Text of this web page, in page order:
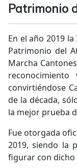
Patrimonio
En el año 2019
Patrimonio del
Marcha
convirtiéndose
de la década,
la mejor prueba
Fue otorgada
2019, siendo la
figurar con